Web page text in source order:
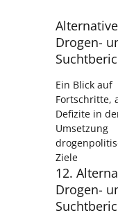
Drogen-
Ein Blick auf
Fortschritte,
Defizite in
Umsetzung
Ziele
12.
Drogen-